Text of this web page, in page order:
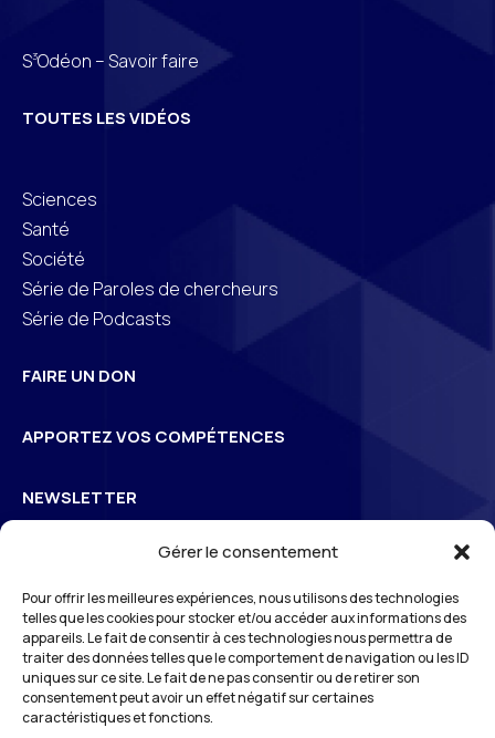
Gérer le consentement
Pour offrir les meilleures expériences, nous utilisons des technologies
telles que les cookies pour stocker et/ou accéder aux informations des
appareils. Le fait de consentir à ces technologies nous permettra de
traiter des données telles que le comportement de navigation ou les ID
uniques sur ce site. Le fait de ne pas consentir ou de retirer son
consentement peut avoir un effet négatif sur certaines
caractéristiques et fonctions.
S3Odéon – Savoir faire
TOUTES LES VIDÉOS
Sciences
Santé
Société
Série de Paroles de chercheurs
Série de Podcasts
FAIRE UN DON
APPORTEZ VOS COMPÉTENCES
NEWSLETTER
S3Odéon
*En vous inscrivant à notre newsletter, vous reconnaissez avoir pris connaissance
de notre politique de gestion des données personnelleset vous l’acceptez.